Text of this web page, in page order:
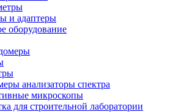
и адаптеры
оборудование
анализаторы спектра
микроскопы
для строительной лаборатории